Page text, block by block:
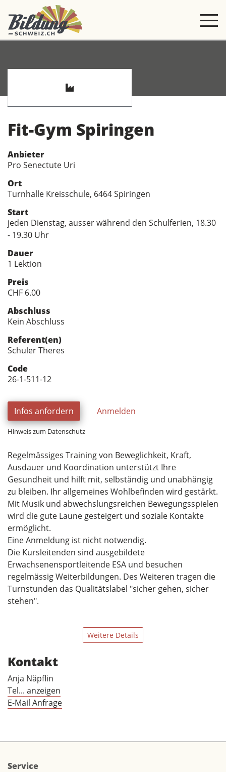
Fit-Gym Spiringen
Anbieter
Pro Senectute Uri
Ort
Turnhalle Kreisschule, 6464 Spiringen
Start
jeden Dienstag, ausser während den Schulferien, 18.30
- 19.30 Uhr
Dauer
1 Lektion
Preis
CHF 6.00
Abschluss
Kein Abschluss
Referent(en)
Schuler Theres
Code
26-1-511-12
Infos anfordern Anmelden
Hinweis zum Datenschutz
Regelmässiges Training von Beweglichkeit, Kraft,
Ausdauer und Koordination unterstützt Ihre
Gesundheit und hilft mit, selbständig und unabhängig
zu bleiben. Ihr allgemeines Wohlbefinden wird gestärkt.
Mit Musik und abwechslungsreichen Bewegungsspielen
wird die gute Laune gesteigert und soziale Kontakte
ermöglicht.
Eine Anmeldung ist nicht notwendig.
Die Kursleitenden sind ausgebildete
Erwachsenensportleitende ESA und besuchen
regelmässig Weiterbildungen. Des Weiteren tragen die
Turnstunden das Qualitätslabel "sicher gehen, sicher
stehen".
Weitere Details
Kontakt
Anja Näpflin
Tel... anzeigen
E-Mail Anfrage
Service